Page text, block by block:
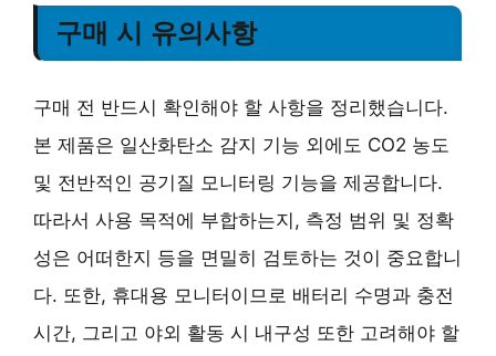
구매 시 유의사항
구매 전 반드시 확인해야 할 사항을 정리했습니다.
본 제품은 일산화탄소 감지 기능 외에도 CO2 농도
및 전반적인 공기질 모니터링 기능을 제공합니다.
따라서 사용 목적에 부합하는지, 측정 범위 및 정확
성은 어떠한지 등을 면밀히 검토하는 것이 중요합니
다. 또한, 휴대용 모니터이므로 배터리 수명과 충전
시간, 그리고 야외 활동 시 내구성 또한 고려해야 할